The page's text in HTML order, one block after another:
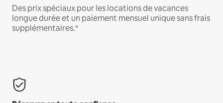
Des prix spéciaux pour les locations de vacances
longue durée et un paiement mensuel unique sans frais
supplémentaires.*